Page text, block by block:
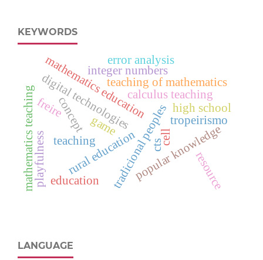
KEYWORDS
popular knowledge
tradicional peoplestropeirismo
rural education
mathematics educationcalculus teaching
digital technologies
teaching
conceptgame
teaching of mathematics
high school
cell
resource
education
mathematics teaching
integer numbers
playfulness cts
freire
error analysis
LANGUAGE